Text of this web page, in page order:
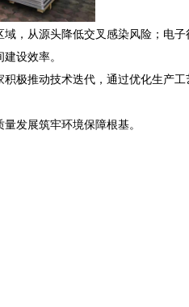
域，从源头降低交叉感染风险；电
设效率。
极推动技术迭代，通过优化生产
发展筑牢环境保障根基。